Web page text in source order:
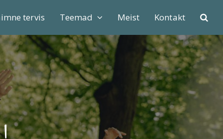
tervis Teemad Meist Kontakt